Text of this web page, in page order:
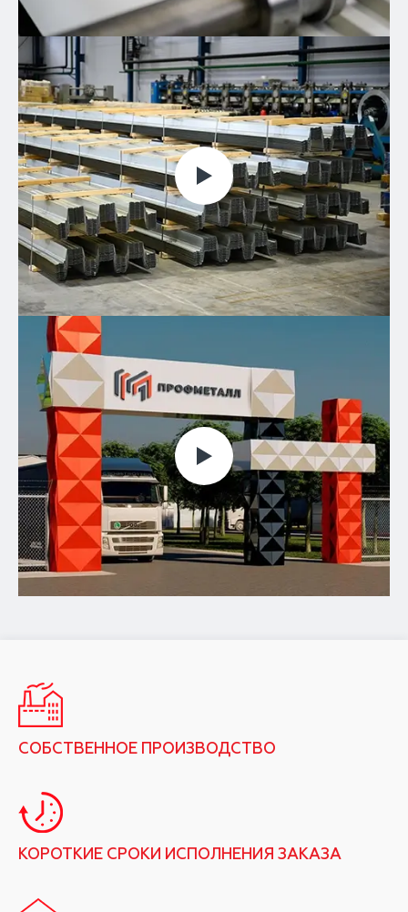
СОБСТВЕННОЕ ПРОИЗВОДСТВО
КОРОТКИЕ СРОКИ ИСПОЛНЕНИЯ ЗАКАЗА